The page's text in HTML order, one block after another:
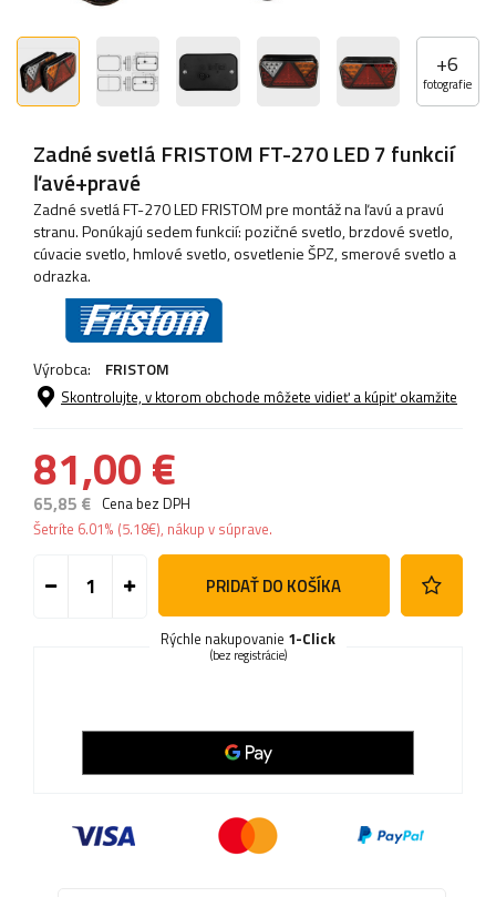
+6
fotografie
Zadné svetlá FRISTOM FT-270 LED 7 funkcií
ľavé+pravé
Zadné svetlá FT-270 LED FRISTOM pre montáž na ľavú a pravú
stranu. Ponúkajú sedem funkcií: pozičné svetlo, brzdové svetlo,
cúvacie svetlo, hmlové svetlo, osvetlenie ŠPZ, smerové svetlo a
odrazka.
Výrobca: FRISTOM
Skontrolujte, v ktorom obchode môžete vidieť a kúpiť okamžite
81,00 €
65,85 € Cena bez DPH
Šetríte 6.01% (5.18€), nákup v súprave.
PRIDAŤ DO KOŠÍKA
Rýchle nakupovanie 1-Click
(bez registrácie)